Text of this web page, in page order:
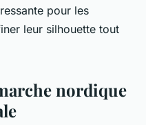
pour les
leur silhouette tout
nordique